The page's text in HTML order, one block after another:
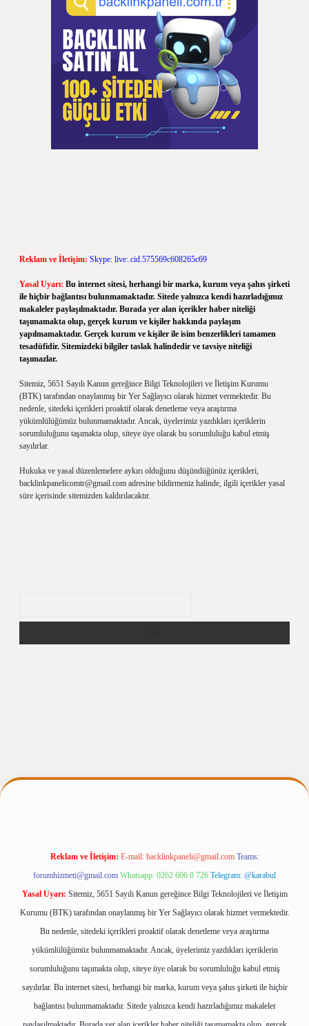
Reklam ve İletişim: Skype: live:.cid.575569c608265c69
Yasal Uyarı: Bu internet sitesi, herhangi bir marka, kurum veya şahıs şirketi
ile hiçbir bağlantısı bulunmamaktadır. Sitede yalnızca kendi hazırladığımız
makaleler paylaşılmaktadır. Burada yer alan içerikler haber niteliği
taşımamakta olup, gerçek kurum ve kişiler hakkında paylaşım
yapılmamaktadır. Gerçek kurum ve kişiler ile isim benzerlikleri tamamen
tesadüfidir. Sitemizdeki bilgiler taslak halindedir ve tavsiye niteliği
taşımazlar.
Sitemiz, 5651 Sayılı Kanun gereğince Bilgi Teknolojileri ve İletişim Kurumu
(BTK) tarafından onaylanmış bir Yer Sağlayıcı olarak hizmet vermektedir. Bu
nedenle, sitedeki içerikleri proaktif olarak denetleme veya araştırma
yükümlülüğümüz bulunmamaktadır. Ancak, üyelerimiz yazdıkları içeriklerin
sorumluluğunu taşımakta olup, siteye üye olarak bu sorumluluğu kabul etmiş
sayılırlar.
Hukuka ve yasal düzenlemelere aykırı olduğunu düşündüğünüz içerikleri,
backlinkpanelicomtr@gmail.com adresine bildirmeniz halinde, ilgili içerikler yasal
süre içerisinde sitemizden kaldırılacaktır.
betexpergir.net
Reklam ve İletişim: E-mail: backlinkpaneli@gmail.com Teams:
forumhizmeti@gmail.com Whatsapp: 0262 606 0 726 Telegram: @karabul
Yasal Uyarı: Sitemiz, 5651 Sayılı Kanun gereğince Bilgi Teknolojileri ve İletişim
Kurumu (BTK) tarafından onaylanmış bir Yer Sağlayıcı olarak hizmet vermektedir.
Bu nedenle, sitedeki içerikleri proaktif olarak denetleme veya araştırma
yükümlülüğümüz bulunmamaktadır. Ancak, üyelerimiz yazdıkları içeriklerin
sorumluluğunu taşımakta olup, siteye üye olarak bu sorumluluğu kabul etmiş
sayılırlar. Bu internet sitesi, herhangi bir marka, kurum veya şahıs şirketi ile hiçbir
bağlantısı bulunmamaktadır. Sitede yalnızca kendi hazırladığımız makaleler